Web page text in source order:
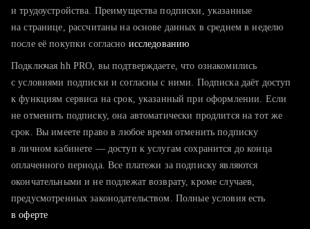
тратите много времени на поиск и вручную поднимаете
хотите сравнить себя с конкурентами и оценить шансы
и трудоустройства. Преимущества подписки, указанные
на странице, рассчитаны на основе данных в среднем в неделю
после её покупки согласно исследованию
Подключая hh PRO, вы подтверждаете, что ознакомились
с условиями подписки и согласны с ними. Подписка даёт доступ
к функциям сервиса на срок, указанный при оформлении. Если
не отменить подписку, она автоматически продлится на тот же
срок. Вы имеете право в любое время отменить подписку
в личном кабинете — доступ к услугам сохранится до конца
оплаченного периода. Все платежи за подписку являются
окончательными и не подлежат возврату, кроме случаев,
предусмотренных законодательством. Полные условия есть
в оферте